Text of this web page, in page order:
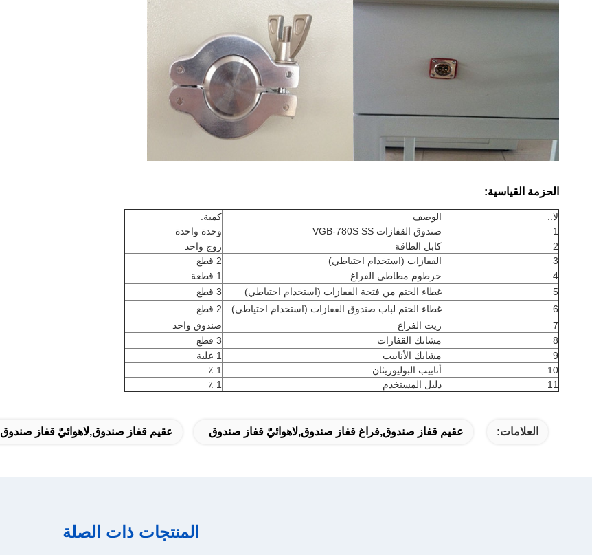
الحزمة القياسية:
لا.. الوصف
كمية.
1
صندوق القفازات VGB-780S SS
وحدة واحدة
2
كابل الطاقة
زوج واحد
3
القفازات (استخدام احتياطي)
2 قطع
4
خرطوم مطاطي الفراغ
1 قطعة
5
غطاء الختم من فتحة القفازات (استخدام احتياطي)
3 قطع
6
غطاء الختم لباب صندوق القفازات (استخدام احتياطي)
2 قطع
7
زيت الفراغ
صندوق واحد
8
مشابك القفازات
3 قطع
9
مشابك الأنابيب
1 علبة
10
أنابيب البوليوريثان
1 ٪
11
دليل المستخدم 1 ٪
العلامات: عقيم قفاز صندوق,فراغ قفاز صندوق,لاهوائيّ قفاز صندوق عقيم قفاز صندوق,لاهوائيّ قفاز صندوق
المنتجات ذات الصلة